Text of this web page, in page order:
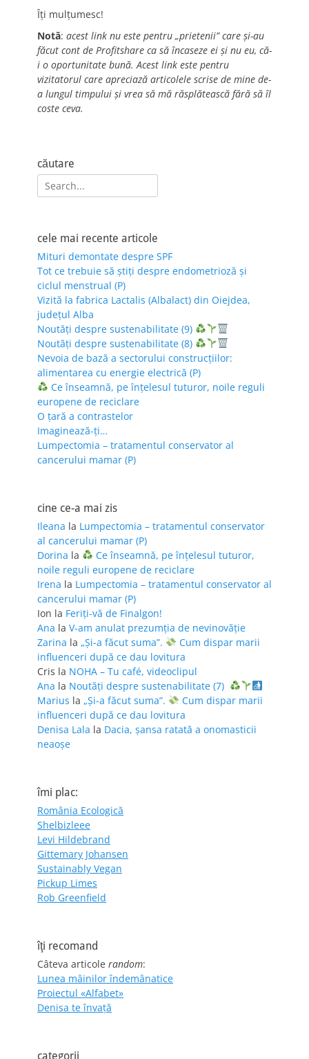
Îți mulțumesc!
Notă: acest link nu este pentru „prietenii” care și-au
făcut cont de Profitshare ca să încaseze ei și nu eu, că-
i o oportunitate bună. Acest link este pentru
vizitatorul care apreciază articolele scrise de mine de-
a lungul timpului și vrea să mă răsplătească fără să îl
coste ceva.
căutare
Search
for:
cele mai recente articole
Mituri demontate despre SPF
Tot ce trebuie să știți despre endometrioză și
ciclul menstrual (P)
Vizită la fabrica Lactalis (Albalact) din Oiejdea,
județul Alba
Noutăți despre sustenabilitate (9)
Noutăți despre sustenabilitate (8)
Nevoia de bază a sectorului construcțiilor:
alimentarea cu energie electrică (P)
Ce înseamnă, pe înțelesul tuturor, noile reguli
europene de reciclare
O țară a contrastelor
Imaginează-ți…
Lumpectomia – tratamentul conservator al
cancerului mamar (P)
cine ce-a mai zis
Ileana la Lumpectomia – tratamentul conservator
al cancerului mamar (P)
Dorina la
Ce înseamnă, pe înțelesul tuturor,
noile reguli europene de reciclare
Irena la Lumpectomia – tratamentul conservator al
cancerului mamar (P)
Ion la Feriţi-vă de Finalgon!
Ana la V-am anulat prezumția de nevinovăție
Zarina la „Și-a făcut suma”.
Cum dispar marii
influenceri după ce dau lovitura
Cris la NOHA – Tu café, videoclipul
Ana la Noutăți despre sustenabilitate (7)
Marius la „Și-a făcut suma”.
Cum dispar marii
influenceri după ce dau lovitura
Denisa Lala la Dacia, șansa ratată a onomasticii
neaoșe
îmi plac:
România Ecologică
Shelbizleee
Levi Hildebrand
Gittemary Johansen
Sustainably Vegan
Pickup Limes
Rob Greenfield
îţi recomand
Câteva articole random:
Lunea mâinilor îndemânatice
Proiectul «Alfabet»
Denisa te învaţă
categorii